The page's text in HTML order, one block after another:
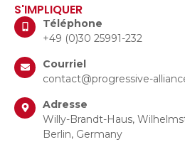
S'IMPLIQUER
Téléphone
+49 (0)30 25991-232
Courriel
contact@progressive-
Adresse
Willy-Brandt-Haus,
Berlin, Germany